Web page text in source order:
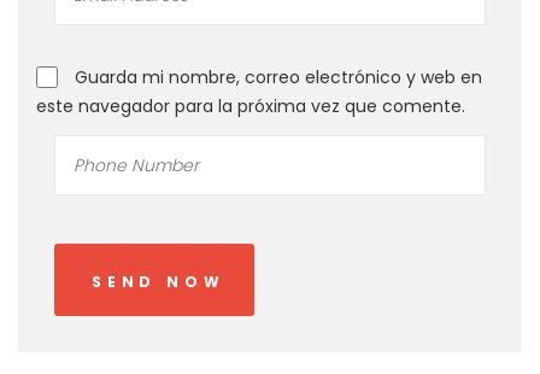
Guarda mi nombre, correo electrónico y web en
este navegador para la próxima vez que comente.